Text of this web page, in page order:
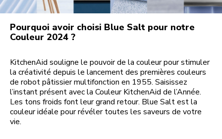
Pourquoi avoir choisi Blue Salt pour notre
Couleur 2024 ?
KitchenAid souligne le pouvoir de la couleur pour stimuler
la créativité depuis le lancement des premières couleurs
de robot pâtissier multifonction en 1955. Saisissez
l’instant présent avec la Couleur KitchenAid de l’Année.
Les tons froids font leur grand retour. Blue Salt est la
couleur idéale pour révéler toutes les saveurs de votre
vie.